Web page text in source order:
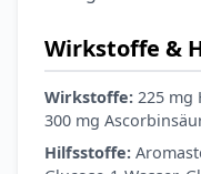
Wirkstoffe &
Wirkstoffe: 225 mg
300 mg
Hilfsstoffe: